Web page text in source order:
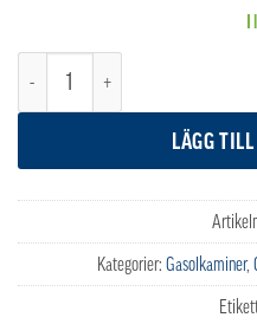
Bluegaz Kalahari Gasolkamin mängd
LÄGG
Kategorier: Gasolkaminer,